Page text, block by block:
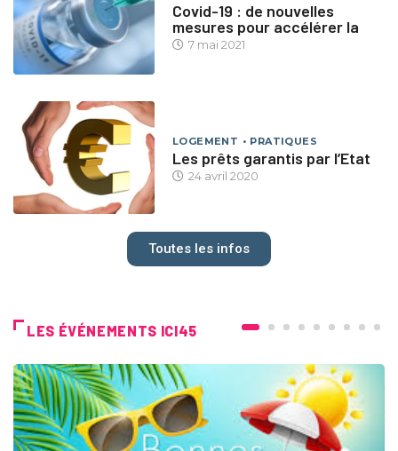
Covid-19 : de nouvelles
mesures pour accélérer la
7 mai 2021
LOGEMENT PRATIQUES
Les prêts garantis par l’Etat
24 avril 2020
Toutes les infos
LES ÉVÉNEMENTS ICI45